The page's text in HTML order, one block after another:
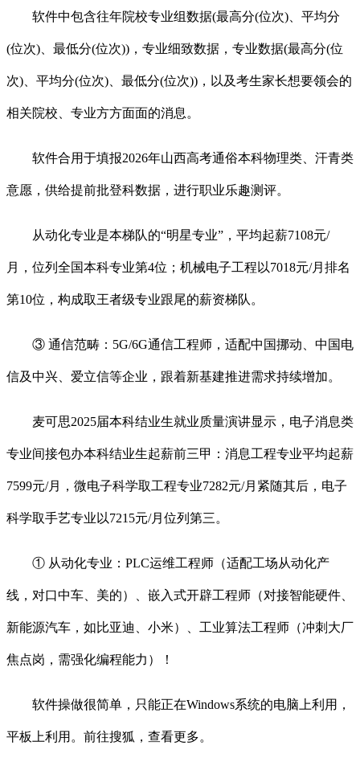
软件中包含往年院校专业组数据(最高分(位次)、平均分
(位次)、最低分(位次))，专业细致数据，专业数据(最高分(位
次)、平均分(位次)、最低分(位次))，以及考生家长想要领会的
相关院校、专业方方面面的消息。
软件合用于填报2026年山西高考通俗本科物理类、汗青类
意愿，供给提前批登科数据，进行职业乐趣测评。
从动化专业是本梯队的“明星专业”，平均起薪7108元/
月，位列全国本科专业第4位；机械电子工程以7018元/月排名
第10位，构成取王者级专业跟尾的薪资梯队。
③ 通信范畴：5G/6G通信工程师，适配中国挪动、中国电
信及中兴、爱立信等企业，跟着新基建推进需求持续增加。
麦可思2025届本科结业生就业质量演讲显示，电子消息类
专业间接包办本科结业生起薪前三甲：消息工程专业平均起薪
7599元/月，微电子科学取工程专业7282元/月紧随其后，电子
科学取手艺专业以7215元/月位列第三。
① 从动化专业：PLC运维工程师（适配工场从动化产
线，对口中车、美的）、嵌入式开辟工程师（对接智能硬件、
新能源汽车，如比亚迪、小米）、工业算法工程师（冲刺大厂
焦点岗，需强化编程能力）！
软件操做很简单，只能正在Windows系统的电脑上利用，
平板上利用。前往搜狐，查看更多。